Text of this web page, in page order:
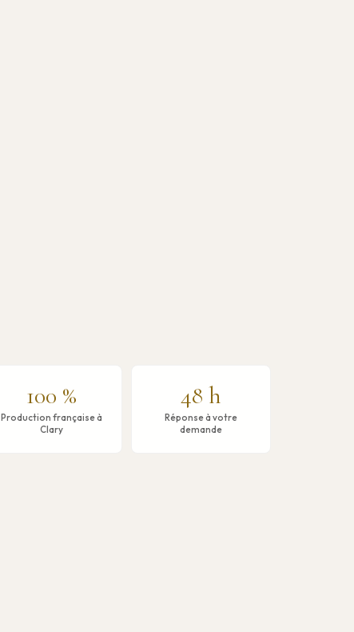
100 %
Production française à
Clary
48 h
Réponse à votre
demande